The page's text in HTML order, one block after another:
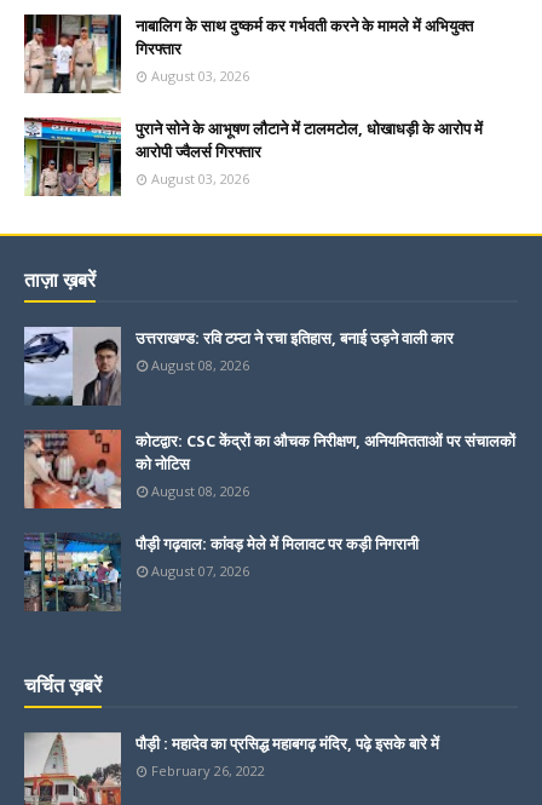
नाबालिग के साथ दुष्कर्म कर गर्भवती करने के मामले में अभियुक्त
गिरफ्तार
August 03, 2026
पुराने सोने के आभूषण लौटाने में टालमटोल, धोखाधड़ी के आरोप में
आरोपी ज्वैलर्स गिरफ्तार
August 03, 2026
ताज़ा ख़बरें
उत्तराखण्ड: रवि टम्टा ने रचा इतिहास, बनाई उड़ने वाली कार
August 08, 2026
कोटद्वार: CSC केंद्रों का औचक निरीक्षण, अनियमितताओं पर संचालकों
को नोटिस
August 08, 2026
पौड़ी गढ़वाल: कांवड़ मेले में मिलावट पर कड़ी निगरानी
August 07, 2026
चर्चित ख़बरें
पौड़ी : महादेव का प्रसिद्ध महाबगढ़ मंदिर, पढ़े इसके बारे में
February 26, 2022